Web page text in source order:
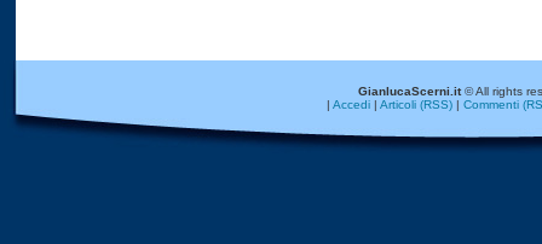
GianlucaScerni.it© All rights
| Accedi| Articoli (RSS)| Commenti